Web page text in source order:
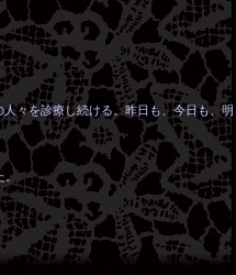
々を診療し続ける。昨日も、今日も、明